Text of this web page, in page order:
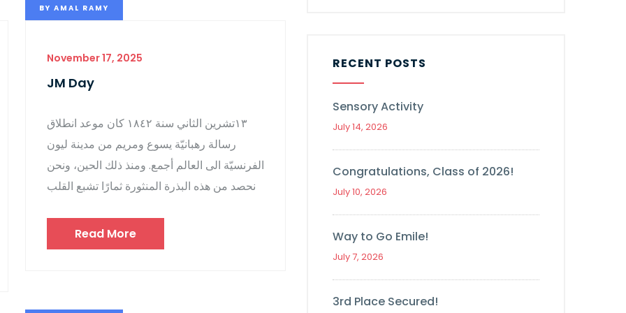
BY AMAL RAMY
November 17, 2025
JM Day
١٣تشرين الثاني سنة ١٨٤٢ كان موعد انطلاق
رسالة رهبانيّة يسوع ومريم من مدينة ليون
الفرنسيّة الى العالم أجمع. ومنذ ذلك الحين، ونحن
نحصد من هذه البذرة المنثورة ثمارًا تشبع القلب
Read More
RECENT POSTS
Sensory Activity
July 14, 2026
Congratulations, Class of 2026!
July 10, 2026
Way to Go Emile!
July 7, 2026
3rd Place Secured!